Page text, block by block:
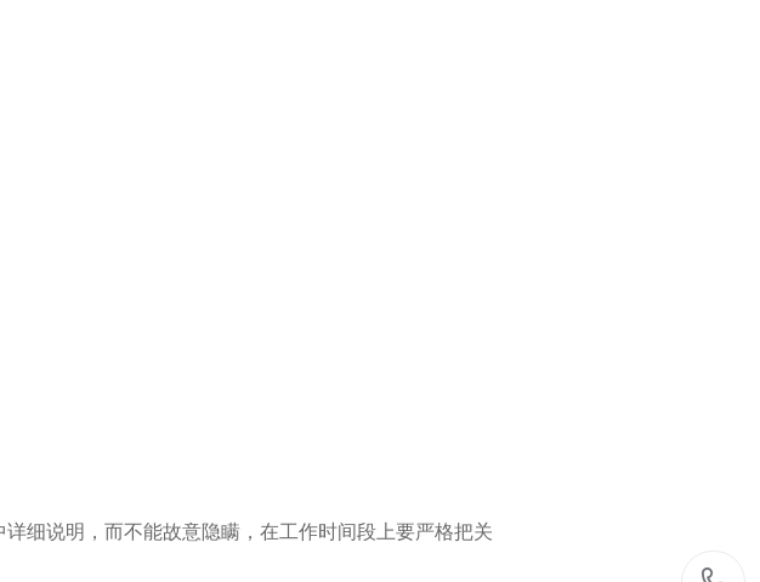
细说明，而不能故意隐瞒，在工作时间段上要严格把关